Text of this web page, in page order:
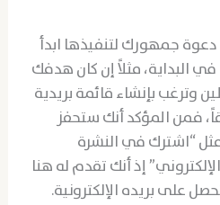
دعوة جمهورك لتنفيذها ابدأ
البداية، مثلاً إن كان هدفك
وترغب بإنشاء قائمة بريدية
فمن المؤكد أنك ستحفز
“اشترك في النشرة
إذ أنك تقدم له هنا
على بريده الإلكترونية.